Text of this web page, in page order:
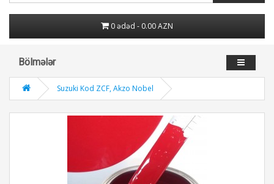
0 ədəd - 0.00 AZN
Bölmələr
Suzuki Kod ZCF, Akzo Nobel